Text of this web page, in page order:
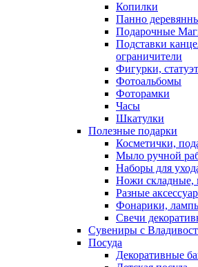
Копилки
Панно
Подарочные
Подставки
ограничители
Фигурки,
Фотоальбомы
Фоторамки
Часы
Шкатулки
Полезные подарки
Косметички,
Мыло ручной
Наборы для
Ножи складные,
Разные
Фонарики,
Свечи
Сувениры с
Посуда
Декоративные